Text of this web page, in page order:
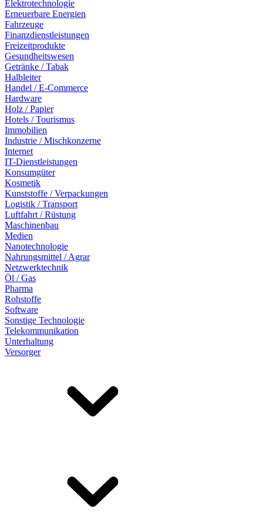
Elektrotechnologie
Erneuerbare Energien
Fahrzeuge
Finanzdienstleistungen
Freizeitprodukte
Gesundheitswesen
Getränke / Tabak
Halbleiter
Handel / E-Commerce
Hardware
Holz / Papier
Hotels / Tourismus
Immobilien
Industrie / Mischkonzerne
Internet
IT-Dienstleistungen
Konsumgüter
Kosmetik
Kunststoffe / Verpackungen
Logistik / Transport
Luftfahrt / Rüstung
Maschinenbau
Medien
Nanotechnologie
Nahrungsmittel / Agrar
Netzwerktechnik
Öl / Gas
Pharma
Rohstoffe
Software
Sonstige Technologie
Telekommunikation
Unterhaltung
Versorger